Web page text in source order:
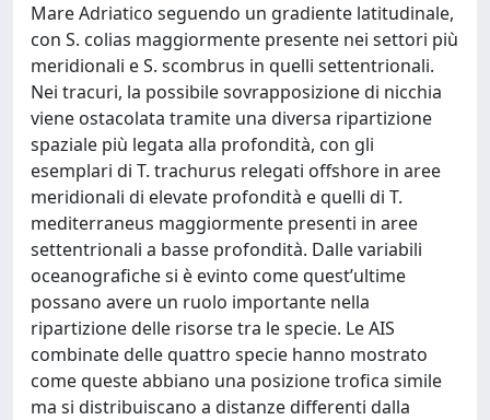
Mare Adriatico seguendo un gradiente latitudinale,
con S. colias maggiormente presente nei settori più
meridionali e S. scombrus in quelli settentrionali.
Nei tracuri, la possibile sovrapposizione di nicchia
viene ostacolata tramite una diversa ripartizione
spaziale più legata alla profondità, con gli
esemplari di T. trachurus relegati offshore in aree
meridionali di elevate profondità e quelli di T.
mediterraneus maggiormente presenti in aree
settentrionali a basse profondità. Dalle variabili
oceanografiche si è evinto come quest’ultime
possano avere un ruolo importante nella
ripartizione delle risorse tra le specie. Le AIS
combinate delle quattro specie hanno mostrato
come queste abbiano una posizione trofica simile
ma si distribuiscano a distanze differenti dalla